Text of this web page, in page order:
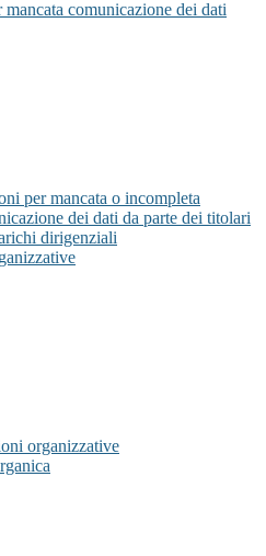
mancata comunicazione dei dati
per mancata o incompleta
dei dati da parte dei titolari
dirigenziali
organizzative